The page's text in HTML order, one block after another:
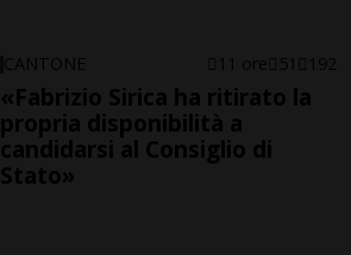
CANTONE 11 ore 51 192
«Fabrizio Sirica ha ritirato la
propria disponibilità a
candidarsi al Consiglio di
Stato»